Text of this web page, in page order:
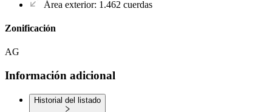
Área exterior: 1.462 cuerdas
Zonificación
AG
Información adicional
Historial del listado